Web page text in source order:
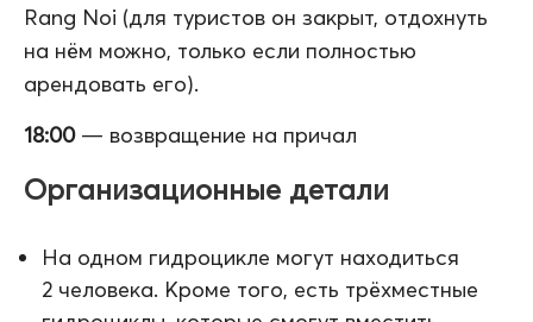
Rang Noi (для туристов он закрыт, отдохнуть
на нём можно, только если полностью
арендовать его).
18:00— возвращение на причал
Организационные детали
На одном гидроцикле могут находиться
2 человека. Кроме того, есть трёхместные